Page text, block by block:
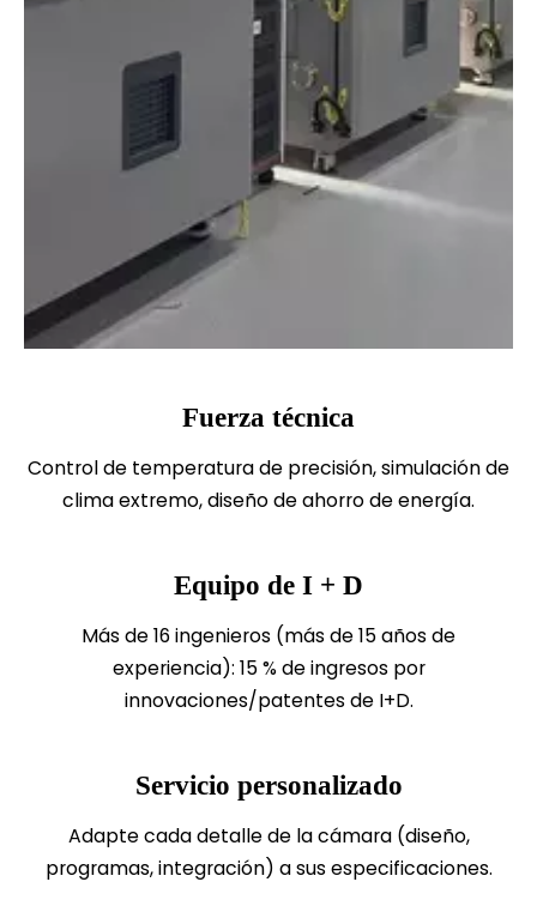
Fuerza técnica
Control de temperatura de precisión, simulación de
clima extremo, diseño de ahorro de energía.
Equipo de I + D
Más de 16 ingenieros (más de 15 años de
experiencia): 15 % de ingresos por
innovaciones/patentes de I+D.
Servicio personalizado
Adapte cada detalle de la cámara (diseño,
programas, integración) a sus especificaciones.